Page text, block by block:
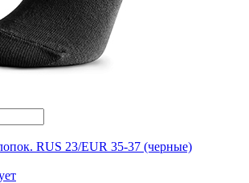
RUS 23/EUR 35-37 (черные)